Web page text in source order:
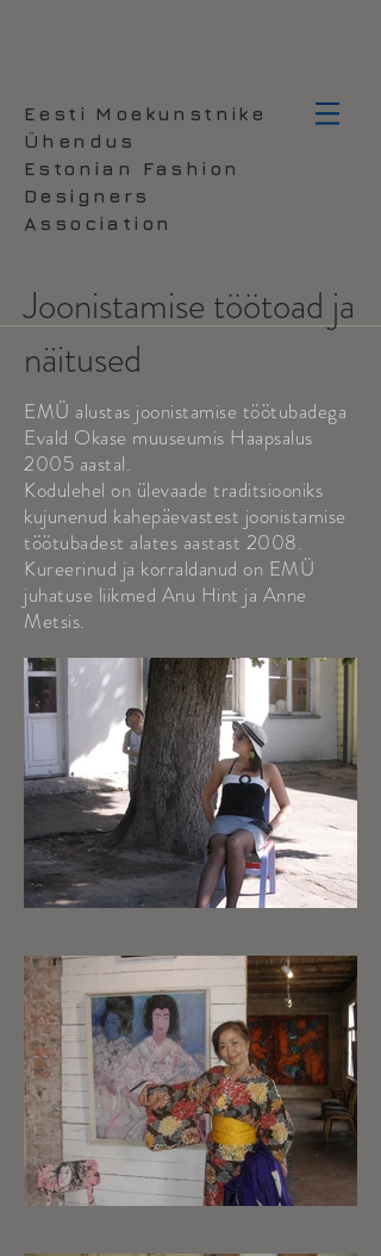
Eesti Moekunstnike
Ühendus
Estonian Fashion
Designers
Association
Joonistamise töötoad ja
näitused
EMÜ alustas joonistamise töötubadega
Evald Okase muuseumis Haapsalus
2005 aastal.
Kodulehel on ülevaade traditsiooniks
kujunenud kahepäevastest joonistamise
töötubadest alates aastast 2008.
Kureerinud ja korraldanud on EMÜ
juhatuse liikmed Anu Hint ja Anne
Metsis.